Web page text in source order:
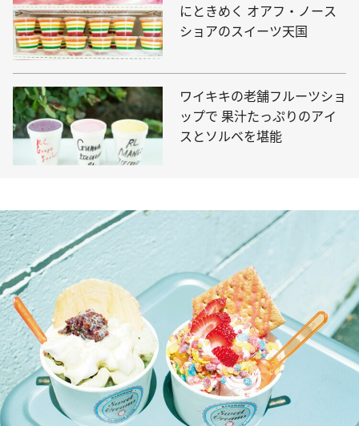
にときめく オアフ・ノース
ショアのスイーツ天国
ワイキキの老舗フルーツショ
ップで 果汁たっぷりのアイ
スとソルベを堪能